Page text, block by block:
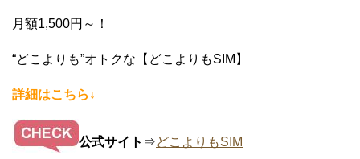
月額1,500円～！
“どこよりも”オトクな【どこよりもSIM】
詳細はこちら↓
公式サイト ⇒どこよりもSIM